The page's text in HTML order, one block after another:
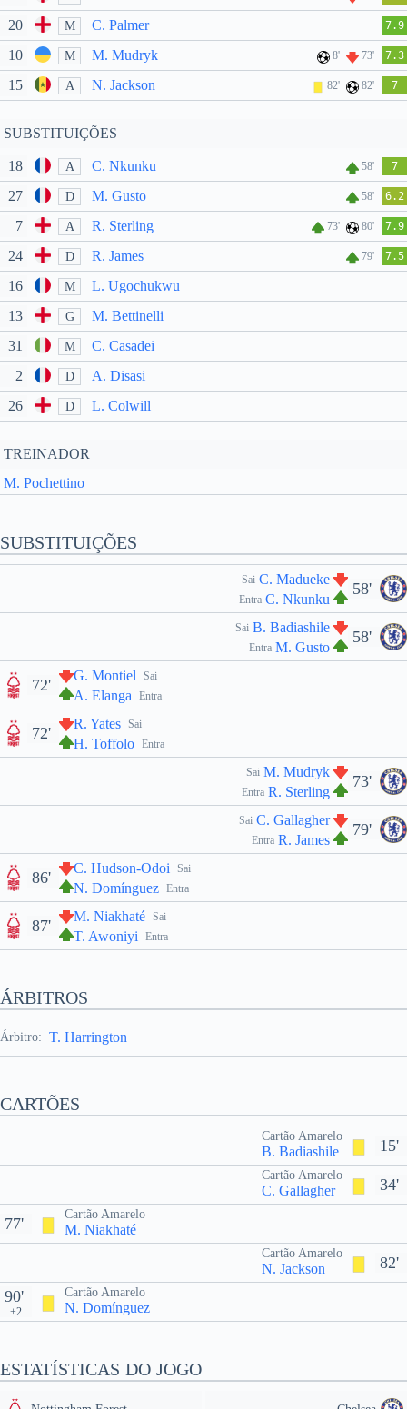
20 M C. Palmer 7.9
10 M M. Mudryk 8' 73' 7.3
15 A N. Jackson 82' 82' 7
SUBSTITUIÇÕES
18 A C. Nkunku 58' 7
27 D M. Gusto 58' 6.2
7 A R. Sterling 73' 80' 7.9
24 D R. James 79' 7.5
16 M
L. Ugochukwu
13
G
M. Bettinelli
31
M
C. Casadei
2
D
A. Disasi
26
D L. Colwill
TREINADOR
M. Pochettino
SUBSTITUIÇÕES
58'
Sai C. Madueke
Entra C. Nkunku
58'
Sai B. Badiashile
Entra M. Gusto
Sai
G. Montiel
Entra
A. Elanga
72'
Sai
R. Yates
Entra
H. Toffolo
72'
73'
Sai M. Mudryk
Entra R. Sterling
79'
Sai C. Gallagher
Entra R. James
Sai
C. Hudson-Odoi
Entra
N. Domínguez
86'
Sai
M. Niakhaté
Entra
T. Awoniyi
87'
ÁRBITROS
Árbitro: T. Harrington
CARTÕES
15'
Cartão Amarelo
B. Badiashile
34'
Cartão Amarelo
C. Gallagher
Cartão Amarelo
M. Niakhaté
77'
82'
Cartão Amarelo
N. Jackson
Cartão Amarelo
N. Domínguez
90'
+2
ESTATÍSTICAS DO JOGO